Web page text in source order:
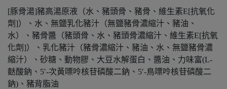
[豚骨湯]豬高湯原液（水、豬頭骨、豬骨、維生素E[抗氧化
劑]）、水、無鹽乳化豬汁（無鹽豬骨濃縮汁、豬油、
水）、豬骨醬（豬頭骨、水、豬頭骨濃縮汁、維生素E[抗氧
化劑]）、乳化豬汁（豬骨濃縮汁、豬油、水、無鹽豬骨濃
縮汁）、砂糖、動物膠、大豆水解蛋白、醬油、力味富(L-
麩酸鈉、5′-次黃嘌呤核苷磷酸二鈉、5′-鳥嘌呤核苷磷酸二
鈉)、豬背脂油